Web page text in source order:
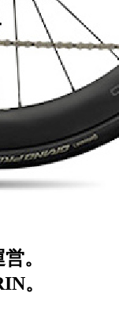
。
。